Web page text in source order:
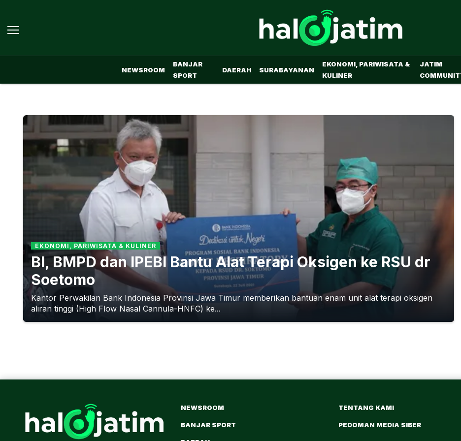
NEWSROOM
BANJAR
SPORT
DAERAH SURABAYANAN
EKONOMI, PARIWISATA &
KULINER
JATIM
EKONOMI, PARIWISATA & KULINER
BI, BMPD dan IPEBI Bantu Alat Terapi Oksigen ke RSU dr
Soetomo
Kantor Perwakilan Bank Indonesia Provinsi Jawa Timur memberikan bantuan enam unit alat terapi oksigen
aliran tinggi (High Flow Nasal Cannula-HNFC) ke...
NEWSROOM
BANJAR SPORT
TENTANG KAMI
PEDOMAN MEDIA SIBER